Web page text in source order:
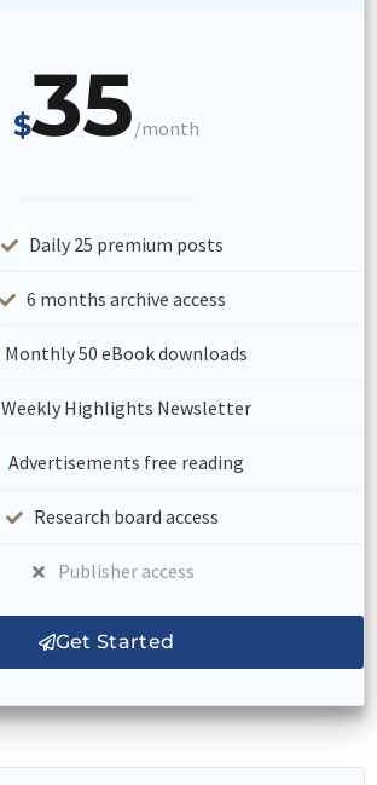
$35/month
Daily 25 premium posts
6 months archive access
Monthly 50 eBook downloads
Weekly Highlights Newsletter
Advertisements free reading
Research board access
Publisher access
Get Started